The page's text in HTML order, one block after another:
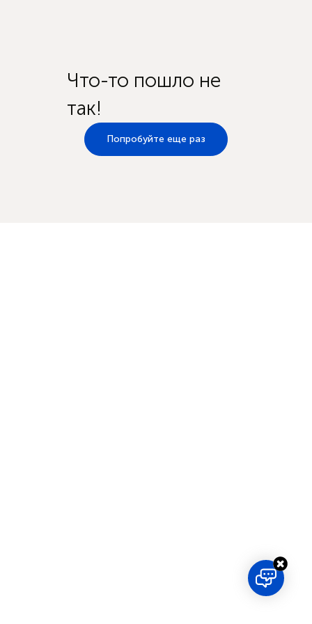
Что-то пошло не
так!
Попробуйте еще раз